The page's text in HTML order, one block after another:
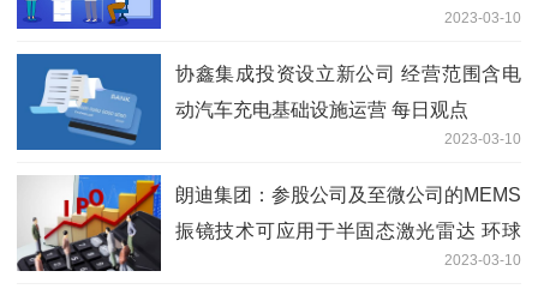
2023-03-10
协鑫集成投资设立新公司 经营范围含电
动汽车充电基础设施运营 每日观点
2023-03-10
朗迪集团：参股公司及至微公司的MEMS
振镜技术可应用于半固态激光雷达 环球
2023-03-10